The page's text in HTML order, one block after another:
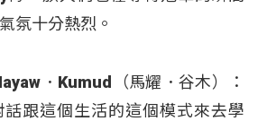
氛十分熱烈。
．Kumud（馬耀．谷木）：
話跟這個生活的這個模式來去學